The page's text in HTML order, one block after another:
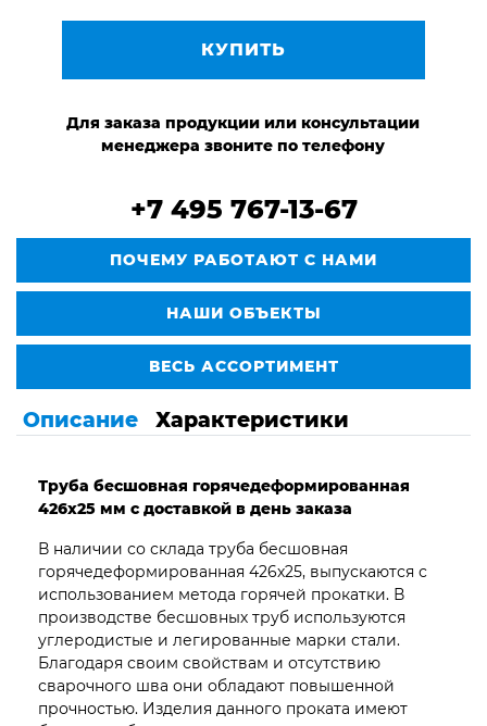
КУПИТЬ
Для заказа продукции или консультации
менеджера звоните по телефону
+7 495 767-13-67
ПОЧЕМУ РАБОТАЮТ С НАМИ
НАШИ ОБЪЕКТЫ
ВЕСЬ АССОРТИМЕНТ
Описание Характеристики
Труба бесшовная горячедеформированная
426х25 мм с доставкой в день заказа
В наличии со склада труба бесшовная
горячедеформированная 426х25, выпускаются с
использованием метода горячей прокатки. В
производстве бесшовных труб используются
углеродистые и легированные марки стали.
Благодаря своим свойствам и отсутствию
сварочного шва они обладают повышенной
прочностью. Изделия данного проката имеют